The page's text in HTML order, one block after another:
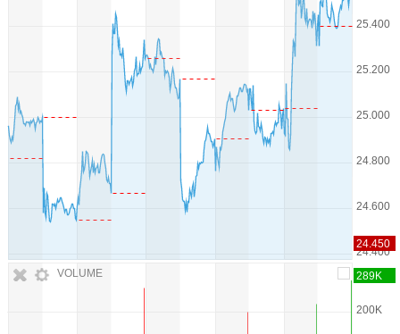
VOLUME